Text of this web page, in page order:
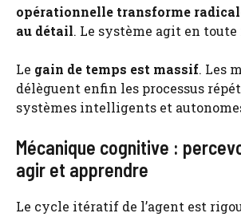
opérationnelle transforme
au détail. Le système agit en
Le gain de temps est massif. Les
délèguent enfin les processus
systèmes intelligents et
Mécanique cognitive :
agir et apprendre
Le cycle itératif de l’agent est